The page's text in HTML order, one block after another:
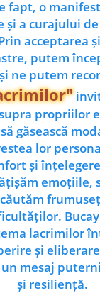
fapt, o
și a curajului
acceptarea
putem
ne putem
propriilor
găsească
lor
și
emoțiile,
lacrimilor
și
mesaj
și resiliență.